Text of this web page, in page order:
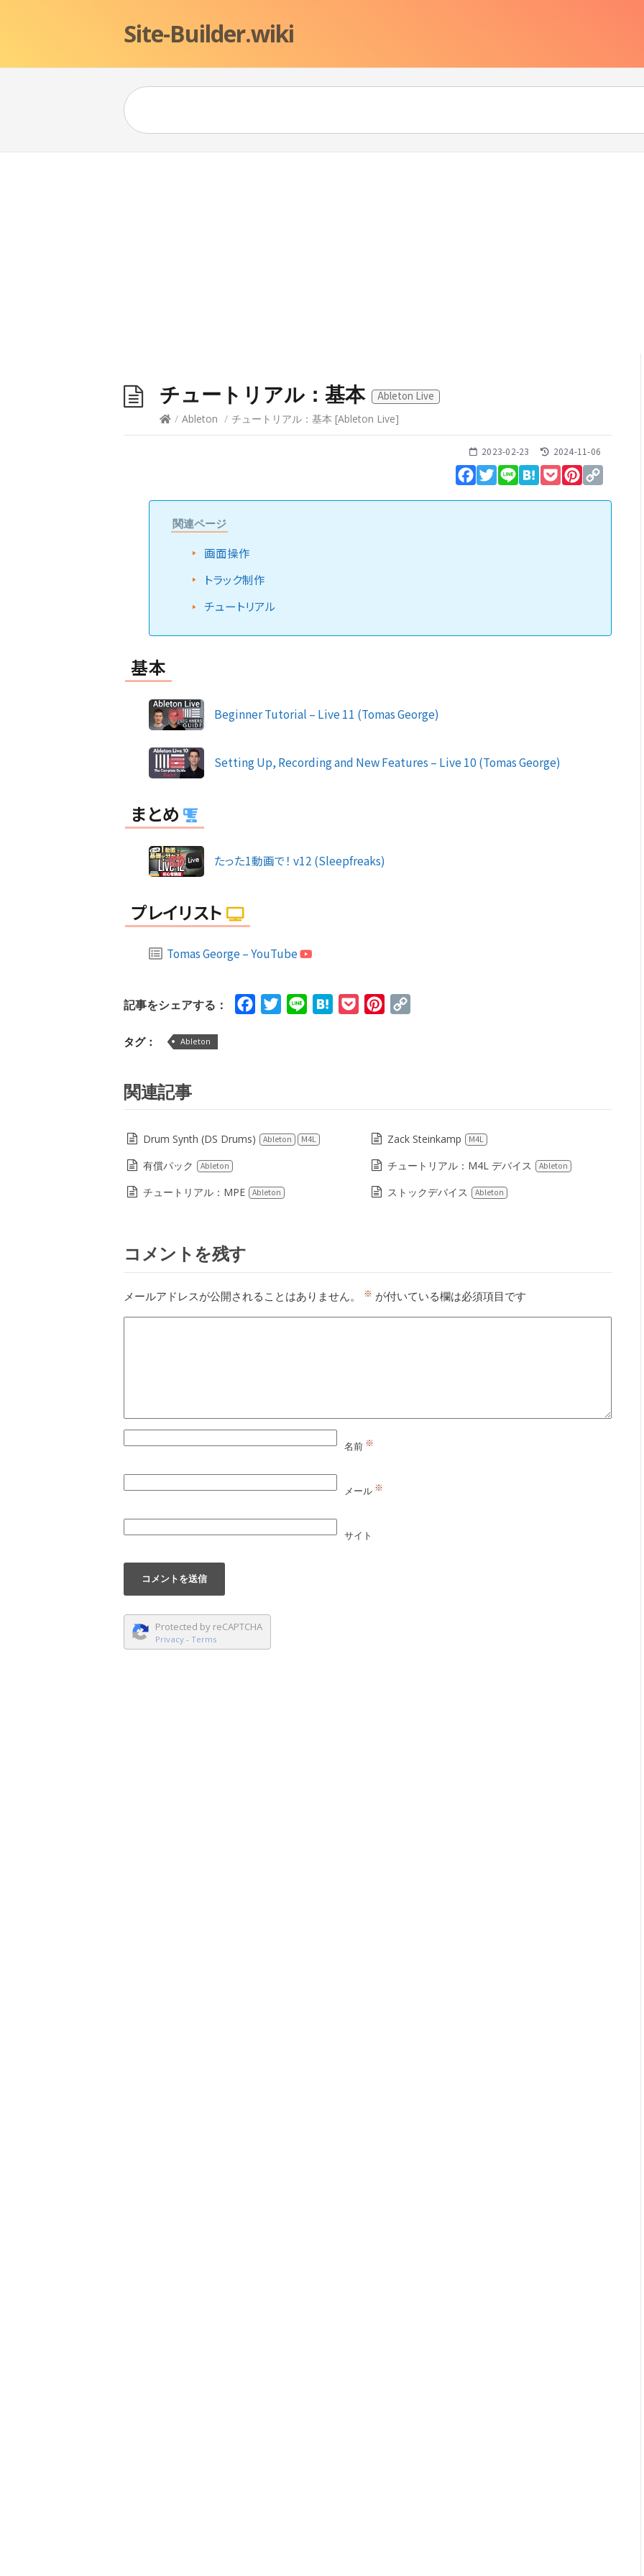
Site-Builder.wiki
チュートリアル：基本
Ableton Live
/ Ableton / チュートリアル：基本 [Ableton Live]
2023-02-23 2024-11-06
Facebook
Twitter
Line HatenaPocketPinterest
関連ページ
画面操作
トラック制作
チュートリアル
基本
Beginner Tutorial – Live 11 (Tomas George)
Setting Up, Recording and New Features – Live 10 (Tomas George)
まとめ
たった1動画で！ v12 (Sleepfreaks)
プレイリスト
Tomas George – YouTube
記事をシェアする： FacebookTwitterLine HatenaPocketPinterest
タグ： Ableton
関連記事
Drum Synth (DS Drums) Ableton M4L Zack Steinkamp M4L
有償パック Ableton チュートリアル：M4L デバイス Ableton
チュートリアル：MPE Ableton ストックデバイス Ableton
コメントを残す
メールアドレスが公開されることはありません。 ※ が付いている欄は必須項目です
名前 ※
メール ※
サイト
Protected by reCAPTCHA
Privacy - Terms